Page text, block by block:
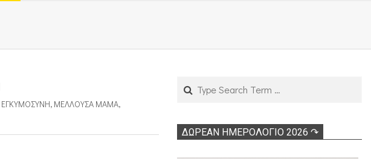
ΕΓΚΥΜΟΣΎΝΗ, ΜΈΛΛΟΥΣΑ ΜΑΜΆ,
Search
ΔΩΡΕΑΝ ΗΜΕΡΟΛΟΓΙΟ 2026 ↷